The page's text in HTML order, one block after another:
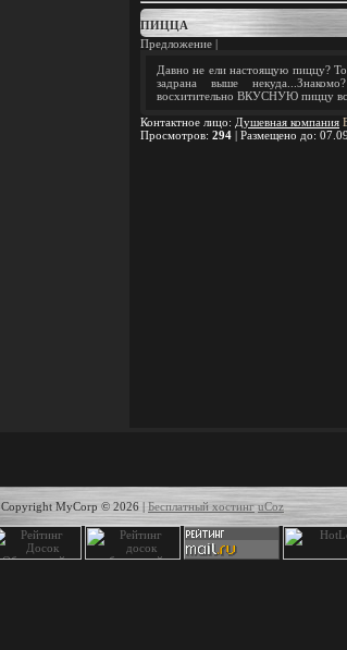
ПИЦЦА
Предложение |
Давно не ели настоящую пиццу? То
задрана выше
восхитительно ВКУСНУЮ пиццу
Контактное лицо: Душевная компания
Просмотров: 294 | Размещено до:
Copyright MyCorp © 2026 | Бесплатный хостинг uCoz